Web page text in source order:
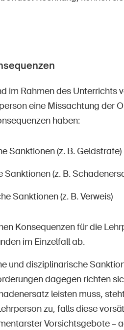
im Rahmen des
eine Missachtung der
haben:
Sanktionen (z. B. Geldstrafe)
Sanktionen (z. B.
Sanktionen (z. B. Verweis)
Konsequenzen für die
im Einzelfall ab.
und disziplinarische
dagegen richten
leisten muss,
zu, falls diese
Vorsichtsgebote –